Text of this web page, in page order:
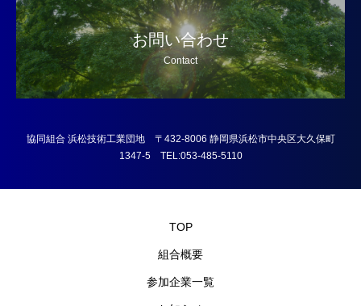
お問い合わせ
Contact
協同組合 浜松技術工業団地 〒432-8006 静岡県浜松市中央区大久保町
1347-5 TEL:053-485-5110
TOP
組合概要
参加企業一覧